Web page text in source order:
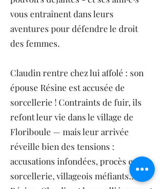
vous entraînent dans leurs
aventures pour défendre le droit
des femmes.
Claudin rentre chez lui affolé : son
épouse Résine est accusée de
sorcellerie ! Contraints de fuir, ils
refont leur vie dans le village de
Floriboule — mais leur arrivée
réveille bien des tensions :
accusations infondées, procès en
sorcellerie, villageois méfiants…